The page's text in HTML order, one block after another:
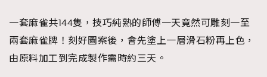
一套麻雀共144隻，技巧純熟的師傅一天竟然可雕刻一至
兩套麻雀牌！刻好圖案後，會先塗上一層滑石粉再上色，
由原料加工到完成製作需時約三天。